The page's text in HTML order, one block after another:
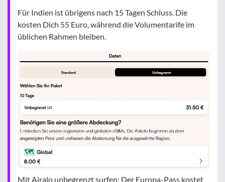
Für Indien ist übrigens nach 15 Tagen Schluss. Die
kosten Dich 55 Euro, während die Volumentarife im
üblichen Rahmen bleiben.
Mit Airalo unbegrenzt surfen: Der Europa-Pass kostet